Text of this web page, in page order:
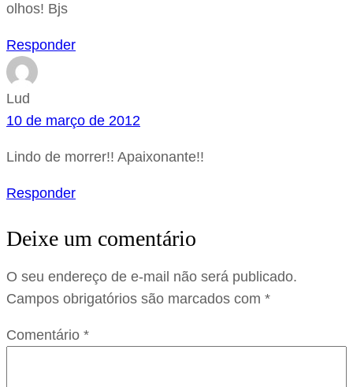
olhos! Bjs
Responder
Lud
10 de março de 2012
Lindo de morrer!! Apaixonante!!
Responder
Deixe um comentário
O seu endereço de e-mail não será publicado.
Campos obrigatórios são marcados com *
Comentário *